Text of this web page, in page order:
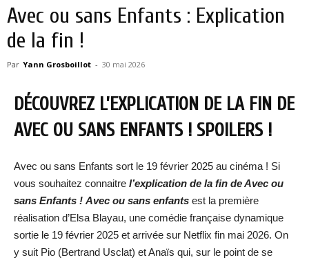
Avec ou sans Enfants : Explication
de la fin !
Par Yann Grosboillot - 30 mai 2026
DÉCOUVREZ L’EXPLICATION DE LA FIN DE
AVEC OU SANS ENFANTS ! SPOILERS !
Avec ou sans Enfants sort le 19 février 2025 au cinéma ! Si
vous souhaitez connaitre l’explication de la fin de Avec ou
sans Enfants ! Avec ou sans enfants est la première
réalisation d’Elsa Blayau, une comédie française dynamique
sortie le 19 février 2025 et arrivée sur Netflix fin mai 2026. On
y suit Pio (Bertrand Usclat) et Anaïs qui, sur le point de se